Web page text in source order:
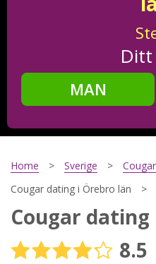
Ditt
MAN
Din
Home Sverige
Cougar dating i Örebro län
Cougar
8.5